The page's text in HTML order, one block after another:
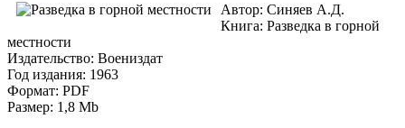
Автор: Синяев А.Д.
Книга: Разведка в горной
местности
Издательство: Воениздат
Год издания: 1963
Формат: PDF
Размер: 1,8 Mb